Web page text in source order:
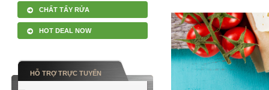
CHẤT TẨY RỬA
HOT DEAL NOW
HỖ TRỢ TRỰC TUYẾN